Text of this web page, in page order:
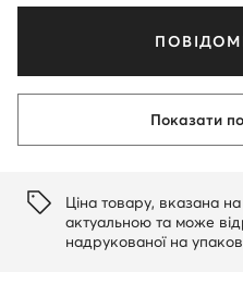
Показати
Ціна товару, вказана
актуальною та може
надрукованої на